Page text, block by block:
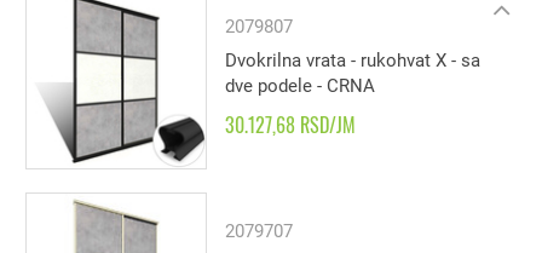
2079807
Dvokrilna vrata - rukohvat X - sa
dve podele - CRNA
30.127,68 RSD/JM
2079707